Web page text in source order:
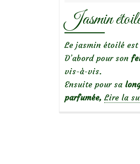
Jasmin
Le jasmin étoilé est
D’abord pour son
vis-à-vis.
Ensuite pour sa
parfumée, Lire la